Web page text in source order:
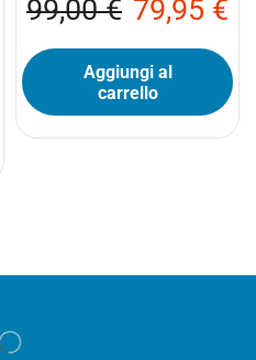
99,00€ 79,95 €
Aggiungi al
carrello